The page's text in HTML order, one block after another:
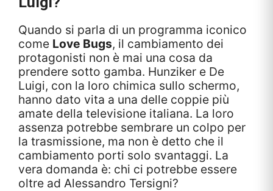
Quando si parla di un programma iconico
come Love Bugs, il cambiamento dei
protagonisti non è mai una cosa da
prendere sotto gamba. Hunziker e De
Luigi, con la loro chimica sullo schermo,
hanno dato vita a una delle coppie più
amate della televisione italiana. La loro
assenza potrebbe sembrare un colpo per
la trasmissione, ma non è detto che il
cambiamento porti solo svantaggi. La
vera domanda è: chi ci potrebbe essere
oltre ad Alessandro Tersigni?